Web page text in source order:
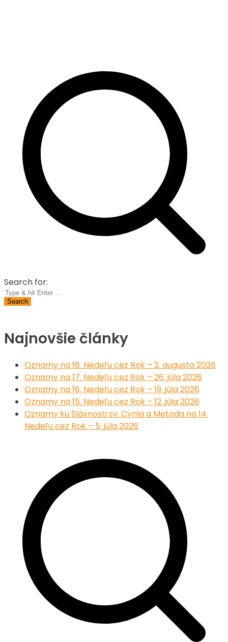
Search for:
Najnovšie články
Oznamy na 18. Nedeľu cez Rok – 2. augusta 2026
Oznamy na 17. Nedeľu cez Rok – 26. júla 2026
Oznamy na 16. Nedeľu cez Rok – 19. júla 2026
Oznamy na 15. Nedeľu cez Rok – 12. júla 2026
Oznamy ku Slávnosti sv. Cyrila a Metoda na 14.
Nedeľu cez Rok – 5. júla 2026